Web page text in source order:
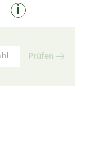
i
Prüfen